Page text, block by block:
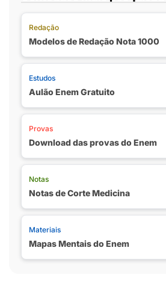
Redação
Modelos de Redação Nota 1000
Estudos
Aulão Enem Gratuito
Provas
Download das provas do Enem
Notas
Notas de Corte Medicina
Materiais
Mapas Mentais do Enem